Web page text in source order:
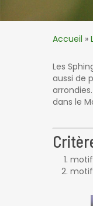
Accueil »
Les
aussi de
dans le